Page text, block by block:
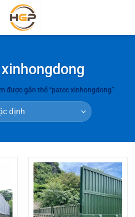
được gắn thẻ “patec xinhongdong”